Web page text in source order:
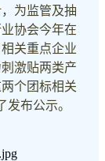
为监管及抽
协会今年在
关重点企业
激贴两类产
个团标相关
布公示。